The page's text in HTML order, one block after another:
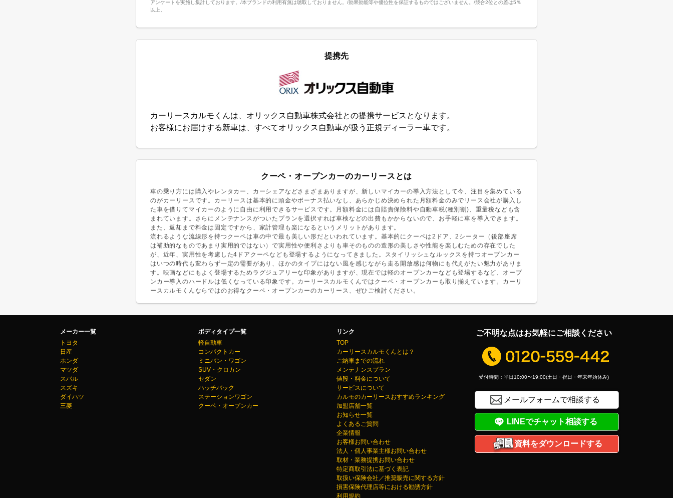
アンケートを実施し集計しております。/本ブランドの利用有無は聴取しておりません。/効果効能等や優位性を保証するものではございません。/競合2位との差は5％
以上。
提携先
カーリースカルモくんは、オリックス自動車株式会社との提携サービスとなります。
お客様にお届けする新車は、すべてオリックス自動車が扱う正規ディーラー車です。
クーペ・オープンカーのカーリースとは
車の乗り方には購入やレンタカー、カーシェアなどさまざまありますが、新しいマイカーの導入方法として今、注目を集めている
のがカーリースです。カーリースは基本的に頭金やボーナス払いなし、あらかじめ決められた月額料金のみでリース会社が購入し
た車を借りてマイカーのように自由に利用できるサービスです。月額料金には自賠責保険料や自動車税(種別割)、重量税なども含
まれています。さらにメンテナンスがついたプランを選択すれば車検などの出費もかからないので、お手軽に車を導入できます。
また、返却まで料金は固定ですから、家計管理も楽になるというメリットがあります。
流れるような流線形を持つクーペは車の中で最も美しい形だといわれています。基本的にクーペは2ドア、2シーター（後部座席
は補助的なものであまり実用的ではない）で実用性や便利さよりも車そのものの造形の美しさや性能を楽しむための存在でした
が、近年、実用性を考慮した4ドアクーペなども登場するようになってきました。スタイリッシュなルックスを持つオープンカー
はいつの時代も変わらず一定の需要があり、ほかのタイプにはない風を感じながら走る開放感は何物にも代えがたい魅力がありま
す。映画などにもよく登場するためラグジュアリーな印象がありますが、現在では軽のオープンカーなども登場するなど、オープ
ンカー導入のハードルは低くなっている印象です。カーリースカルモくんではクーペ・オープンカーも取り揃えています。カーリ
ースカルモくんならではのお得なクーペ・オープンカーのカーリース、ぜひご検討ください。
メーカー一覧
トヨタ
日産
ホンダ
マツダ
スバル
スズキ
ダイハツ
三菱
ボディタイプ一覧
軽自動車
コンパクトカー
ミニバン・ワゴン
SUV・クロカン
セダン
ハッチバック
ステーションワゴン
クーペ・オープンカー
リンク
TOP
カーリースカルモくんとは？
ご納車までの流れ
メンテナンスプラン
値段・料金について
サービスについて
カルモのカーリースおすすめランキング
加盟店舗一覧
お知らせ一覧
よくあるご質問
企業情報
お客様お問い合わせ
法人・個人事業主様お問い合わせ
取材・業務提携お問い合わせ
特定商取引法に基づく表記
取扱い保険会社／推奨販売に関する方針
損害保険代理店等における勧誘方針
利用規約
ご不明な点はお気軽にご相談ください
受付時間：平日10:00〜19:00(土日・祝日・年末年始休み)
メールフォームで相談する
LINEでチャット相談する
資料をダウンロードする